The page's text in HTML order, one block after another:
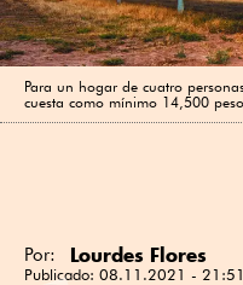
Para un hogar de cuatro
cuesta como mínimo 14,500
Por: Lourdes Flores
Publicado: 08.11.2021 - 21:51